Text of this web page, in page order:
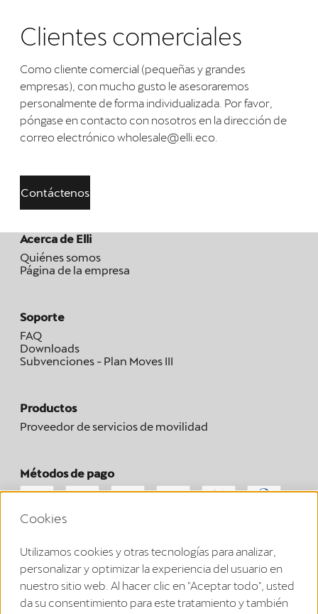
Clientes comerciales
Como cliente comercial (pequeñas y grandes
empresas), con mucho gusto le asesoraremos
personalmente de forma individualizada. Por favor,
póngase en contacto con nosotros en la dirección de
correo electrónico wholesale@elli.eco.
Contáctenos
Acerca de Elli
Quiénes somos
Página de la empresa
Soporte
FAQ
Downloads
Subvenciones - Plan Moves III
Productos
Proveedor de servicios de movilidad
Métodos de pago
plazo legal.
Rescisión del contrato
Cookies
Utilizamos cookies y otras tecnologías para analizar,
personalizar y optimizar la experiencia del usuario en
nuestro sitio web. Al hacer clic en "Aceptar todo", usted
da su consentimiento para este tratamiento y también